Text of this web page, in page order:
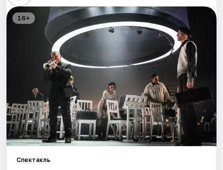
Стендап
Выставки
Экскурсии
События
Города
16+
Спектакль